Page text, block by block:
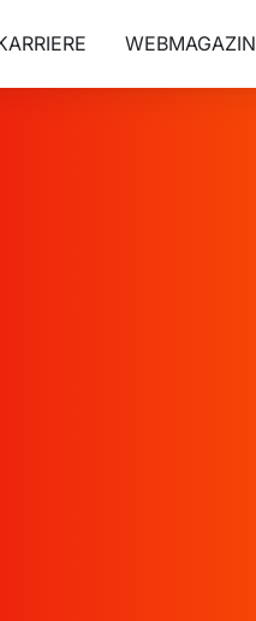
WEBMAGAZIN